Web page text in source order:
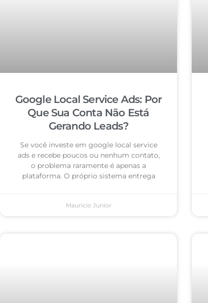
Google Local Service Ads: Por
Que Sua Conta Não Está
Gerando Leads?
Se você investe em google local service
ads e recebe poucos ou nenhum contato,
o problema raramente é apenas a
plataforma. O próprio sistema entrega
Mauricio Junior